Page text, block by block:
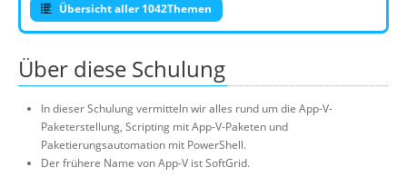
Übersicht aller 1042Themen
Über diese Schulung
In dieser Schulung vermitteln wir alles rund um die App-V-
Paketerstellung, Scripting mit App-V-Paketen und
Paketierungsautomation mit PowerShell.
Der frühere Name von App-V ist SoftGrid.